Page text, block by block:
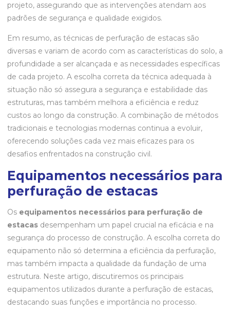
projeto, assegurando que as intervenções atendam aos
padrões de segurança e qualidade exigidos.
Em resumo, as técnicas de perfuração de estacas são
diversas e variam de acordo com as características do solo, a
profundidade a ser alcançada e as necessidades específicas
de cada projeto. A escolha correta da técnica adequada à
situação não só assegura a segurança e estabilidade das
estruturas, mas também melhora a eficiência e reduz
custos ao longo da construção. A combinação de métodos
tradicionais e tecnologias modernas continua a evoluir,
oferecendo soluções cada vez mais eficazes para os
desafios enfrentados na construção civil.
Equipamentos necessários para
perfuração de estacas
Os equipamentos necessários para perfuração de
estacas desempenham um papel crucial na eficácia e na
segurança do processo de construção. A escolha correta do
equipamento não só determina a eficiência da perfuração,
mas também impacta a qualidade da fundação de uma
estrutura. Neste artigo, discutiremos os principais
equipamentos utilizados durante a perfuração de estacas,
destacando suas funções e importância no processo.